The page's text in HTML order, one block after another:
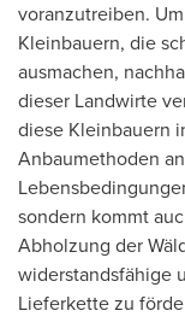
voranzutreiben.
Kleinbauern, die
ausmachen,
dieser Landwirte
diese Kleinbauern
Anbaumethoden
sondern kommt
Abholzung der
widerstandsfähige
Lieferkette zu